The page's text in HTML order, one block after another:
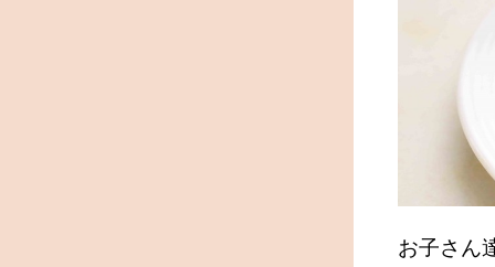
お子さん